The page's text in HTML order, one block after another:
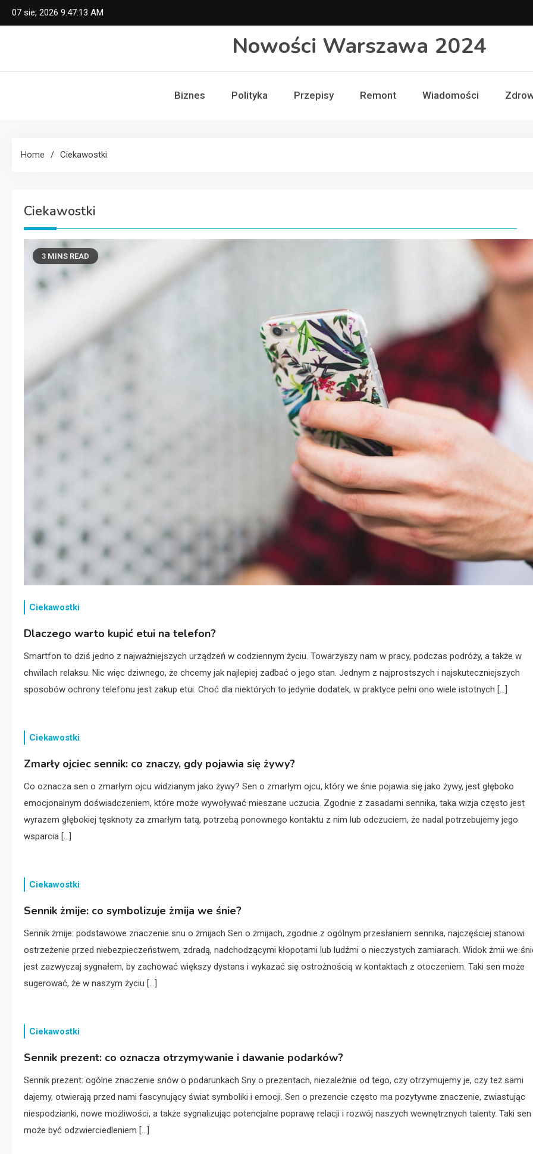
Skip
to
07 sie, 2026 9:47:14 AM
Nowości Warszawa 2024
Biznes Polityka Przepisy Remont Wiadomości
Home Ciekawostki
Ciekawostki
3 MINS READ
Ciekawostki
Dlaczego warto kupić etui na telefon?
Smartfon to dziś jedno z najważniejszych urządzeń w codziennym życiu. Towarzyszy nam w pracy, podczas podróży, a także w
chwilach relaksu. Nic więc dziwnego, że chcemy jak najlepiej zadbać o jego stan. Jednym z najprostszych i najskuteczniejszych
sposobów ochrony telefonu jest zakup etui. Choć dla niektórych to jedynie dodatek, w praktyce pełni ono wiele istotnych […]
Ciekawostki
Zmarły ojciec sennik: co znaczy, gdy pojawia się żywy?
Co oznacza sen o zmarłym ojcu widzianym jako żywy? Sen o zmarłym ojcu, który we śnie pojawia się jako żywy, jest głęboko
emocjonalnym doświadczeniem, które może wywoływać mieszane uczucia. Zgodnie z zasadami sennika, taka wizja często jest
wyrazem głębokiej tęsknoty za zmarłym tatą, potrzebą ponownego kontaktu z nim lub odczuciem, że nadal potrzebujemy jego
wsparcia […]
Ciekawostki
Sennik żmije: co symbolizuje żmija we śnie?
Sennik żmije: podstawowe znaczenie snu o żmijach Sen o żmijach, zgodnie z ogólnym przesłaniem sennika, najczęściej stanowi
ostrzeżenie przed niebezpieczeństwem, zdradą, nadchodzącymi kłopotami lub ludźmi o nieczystych zamiarach. Widok żmii we
jest zazwyczaj sygnałem, by zachować większy dystans i wykazać się ostrożnością w kontaktach z otoczeniem. Taki sen może
sugerować, że w naszym życiu […]
Ciekawostki
Sennik prezent: co oznacza otrzymywanie i dawanie podarków?
Sennik prezent: ogólne znaczenie snów o podarunkach Sny o prezentach, niezależnie od tego, czy otrzymujemy je, czy też sami
dajemy, otwierają przed nami fascynujący świat symboliki i emocji. Sen o prezencie często ma pozytywne znaczenie, zwiastując
niespodzianki, nowe możliwości, a także sygnalizując potencjalne poprawę relacji i rozwój naszych wewnętrznych talenty. Taki sen
może być odzwierciedleniem […]